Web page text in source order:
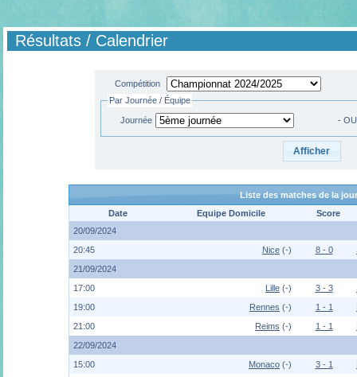
Résultats / Calendrier
Compétition
Par Journée / Équipe
Journée -
Liste des matches de la
Date
Equipe Domicile
Score
20/09/2024
20:45
Nice (-) 8 - 0
21/09/2024
17:00
Lille (-) 3 - 3
19:00
Rennes (-) 1 - 1
21:00
Reims (-) 1 - 1
22/09/2024
15:00
Monaco (-) 3 - 1